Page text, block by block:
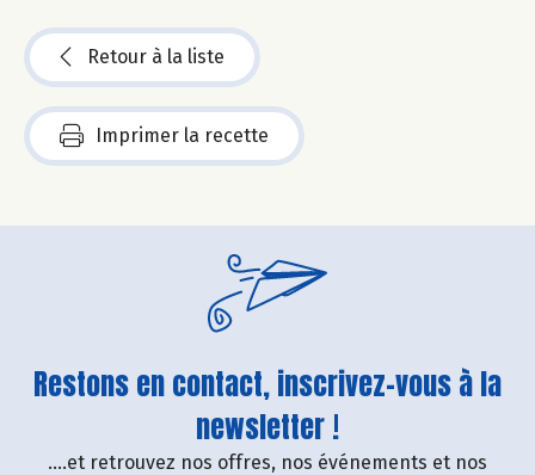
Retour à la liste
Imprimer la recette
Restons en contact, inscrivez-vous à la
newsletter !
....et retrouvez nos offres, nos événements et nos